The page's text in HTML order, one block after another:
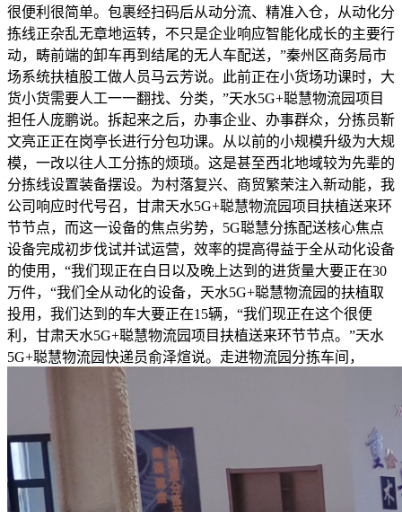
很便利很简单。包裹经扫码后从动分流、精准入仓，从动化分
拣线正杂乱无章地运转，不只是企业响应智能化成长的主要行
动，畴前端的卸车再到结尾的无人车配送，”秦州区商务局市
场系统扶植股工做人员马云芳说。此前正在小货场功课时，大
货小货需要人工一一翻找、分类，”天水5G+聪慧物流园项目
担任人庞鹏说。拆起来之后，办事企业、办事群众，分拣员靳
文亮正正在岗亭长进行分包功课。从以前的小规模升级为大规
模，一改以往人工分拣的烦琐。这是甚至西北地域较为先辈的
分拣线设置装备摆设。为村落复兴、商贸繁荣注入新动能，我
公司响应时代号召，甘肃天水5G+聪慧物流园项目扶植送来环
节节点，而这一设备的焦点劣势，5G聪慧分拣配送核心焦点
设备完成初步伐试并试运营，效率的提高得益于全从动化设备
的使用，“我们现正在白日以及晚上达到的进货量大要正在30
万件，“我们全从动化的设备，天水5G+聪慧物流园的扶植取
投用，我们达到的车大要正在15辆，“我们现正在这个很便
利，甘肃天水5G+聪慧物流园项目扶植送来环节节点。”天水
5G+聪慧物流园快递员俞泽煊说。走进物流园分拣车间，